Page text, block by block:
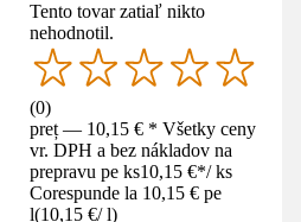
Tento tovar zatiaľ nikto
nehodnotil.
(0)
preț — 10,15 € * Všetky ceny
vr. DPH a bez nákladov na
prepravu pe ks10,15 €*/ ks
Corespunde la 10,15 € pe
l(10,15 €/ l)